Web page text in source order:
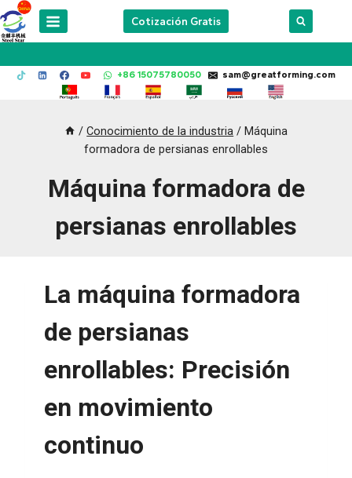
Skip
to
Cotización Gratis
+86 15075780050 sam@greatforming.com
/ Conocimiento de la industria / Máquina
formadora de persianas enrollables
Máquina formadora de
persianas enrollables
La máquina formadora
de persianas
enrollables: Precisión
en movimiento
continuo